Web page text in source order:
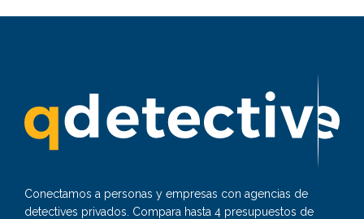
Conectamos a personas y empresas con agencias de
detectives privados. Compara hasta 4 presupuestos de